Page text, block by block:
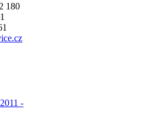
180
-